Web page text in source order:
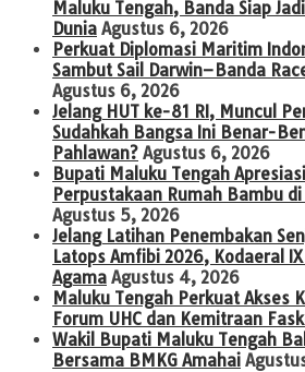
Maluku Tengah, Banda Siap
Dunia Agustus 6, 2026
Perkuat Diplomasi Maritim
Sambut Sail Darwin–Banda
Agustus 6, 2026
Jelang HUT ke-81 RI, Muncul
Sudahkah Bangsa Ini Benar-
Pahlawan? Agustus 6, 2026
Bupati Maluku Tengah
Perpustakaan Rumah Bambu
Agustus 5, 2026
Jelang Latihan Penembakan
Latops Amfibi 2026, Kodaeral
Agama Agustus 4, 2026
Maluku Tengah Perkuat Akses
Forum UHC dan Kemitraan
Wakil Bupati Maluku Tengah
Bersama BMKG Amahai